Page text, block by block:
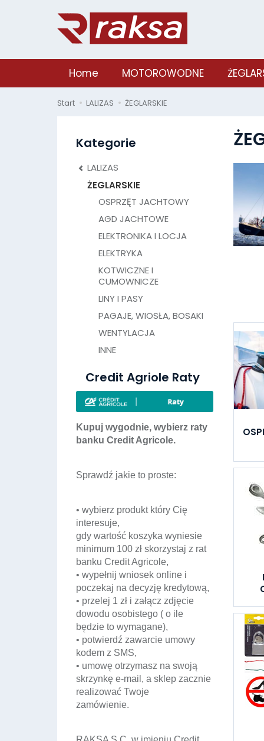
Home MOTOROWODNE
Start LALIZAS ŻEGLARSKIE
Kategorie
LALIZAS
ŻEGLARSKIE
OSPRZĘT JACHTOWY
AGD JACHTOWE
ELEKTRONIKA I LOCJA
ELEKTRYKA
KOTWICZNE I
CUMOWNICZE
LINY I PASY
PAGAJE, WIOSŁA, BOSAKI
WENTYLACJA
INNE
Credit Agriole Raty
Kupuj wygodnie, wybierz raty
banku Credit Agricole.
Sprawdź jakie to proste:
• wybierz produkt który Cię
interesuje,
gdy wartość koszyka wyniesie
minimum 100 zł skorzystaj z rat
banku Credit Agricole,
• wypełnij wniosek online i
poczekaj na decyzję kredytową,
• przelej 1 zł i załącz zdjęcie
dowodu osobistego ( o ile
będzie to wymagane),
• potwierdź zawarcie umowy
kodem z SMS,
• umowę otrzymasz na swoją
skrzynkę e-mail, a sklep zacznie
realizować Twoje
zamówienie.